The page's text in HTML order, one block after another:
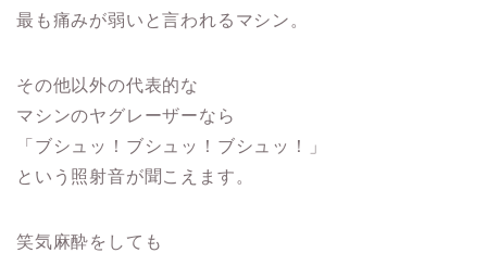
最も痛みが弱いと言われるマシン。
その他以外の代表的な
マシンのヤグレーザーなら
「ブシュッ！ブシュッ！ブシュッ！」
という照射音が聞こえます。
笑気麻酔をしても